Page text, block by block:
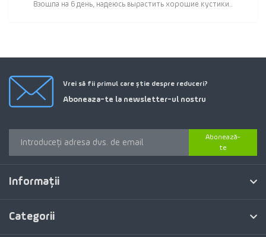
Взошла на 6 день, надеюсь вырастить хорошие кустики..
Vrei să fii primul care știe despre reduceri?
Aboneaza-te la newsletter-ul nostru
Abonează-
te
Informaţii
Categorii